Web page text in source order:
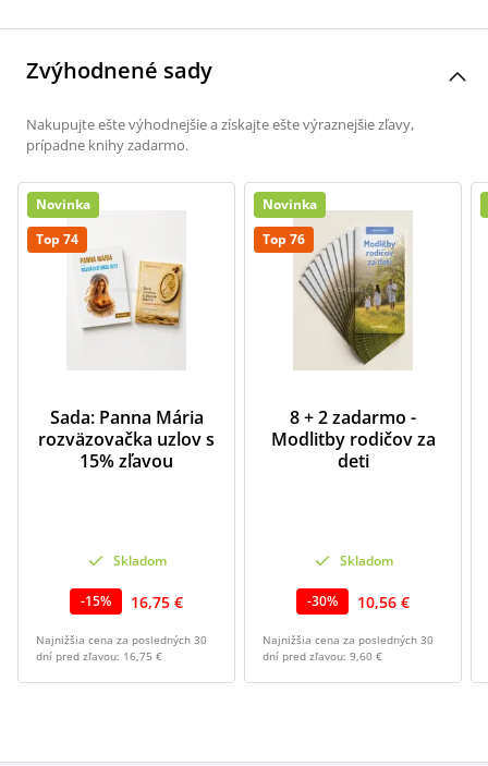
Zvýhodnené sady
Nakupujte ešte výhodnejšie a získajte ešte výraznejšie zľavy,
prípadne knihy zadarmo.
Novinka
Top 74
Sada: Panna Mária
rozväzovačka uzlov s
15% zľavou
Skladom
-15% 16,75 €
Najnižšia cena za posledných 30
dní pred zľavou: 16,75 €
Novinka
Top 76
8 + 2 zadarmo -
Modlitby rodičov za
deti
Skladom
-30% 10,56 €
Najnižšia cena za posledných 30
dní pred zľavou: 9,60 €